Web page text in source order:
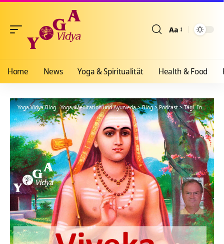
Aa
Home News Yoga & Spiritualität Health & Food
Yoga Vidya Blog - Yoga, Meditation und Ayurveda>Blog>Podcast>Tägl. Inspiration